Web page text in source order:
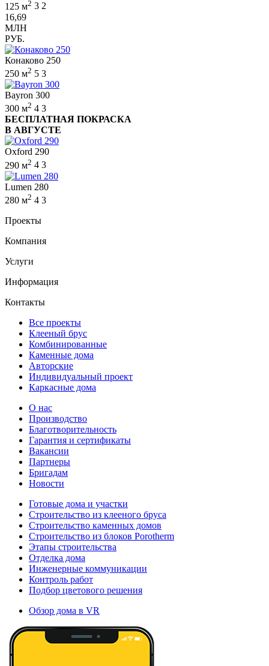
125 м2 3 2
16,69
МЛН
РУБ.
Конаково 250
250 м2 5 3
Bayron 300
300 м2 4 3
БЕСПЛАТНАЯ ПОКРАСКА
В АВГУСТЕ
Oxford 290
290 м2 4 3
Lumen 280
280 м2 4 3
Проекты
Компания
Услуги
Информация
Контакты
Все проекты
Клееный брус
Комбинированные
Каменные дома
Авторские
Индивидуальный проект
Каркасные дома
О нас
Производство
Благотворительность
Гарантия и сертификаты
Вакансии
Партнеры
Бригадам
Новости
Готовые дома и участки
Строительство из клееного бруса
Строительство каменных домов
Строительство из блоков Porotherm
Этапы строительства
Отделка дома
Инженерные коммуникации
Контроль работ
Подбор цветового решения
Обзор дома в VR